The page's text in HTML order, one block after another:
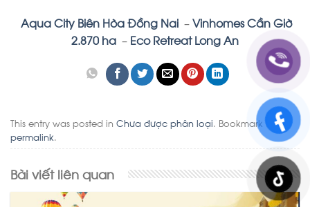
Aqua City Biên Hòa Đồng Nai –Vinhomes Cần Giờ
2.870 ha – Eco Retreat Long An
This entry was posted in Chưa được phân loại . Bookmark the
permalink
Bài viết liên quan